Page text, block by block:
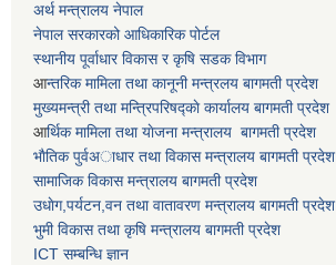
अर्थ मन्त्रालय नेपाल
नेपाल सरकारको आधिकारिक पोर्टल
स्थानीय पूर्वाधार विकास र कृषि सडक विभाग
आन्तरिक मामिला तथा कानूनी मन्त्रलय बागमती प्रदेश
मुख्यमन्त्री तथा मन्त्रिपरिषद्काे कार्यालय बागमती प्रदेश
आर्थिक मामिला तथा याेजना मन्त्रालय बागमती प्रदेश
भाैतिक पुर्वअाधार तथा विकास मन्त्रालय बागमती प्रदेश
सामाजिक विकास मन्त्रालय बागमती प्रदेश
उधाेग,पर्यटन,वन तथा वातावरण मन्त्रालय बागमती प्रदेश
भुमी विकास तथा कृषि मन्त्रालय बागमती प्रदेश
ICT सम्बन्धि ज्ञान